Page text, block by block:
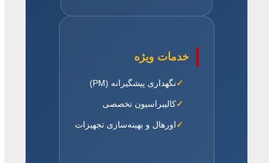
خدمات ویژه
نگهداری پیشگیرانه (PM)
کالیبراسیون تخصصی
اورهال و بهینه‌سازی تجهیزات